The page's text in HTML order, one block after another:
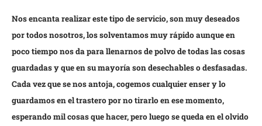
Nos encanta realizar este tipo de servicio, son muy deseados
por todos nosotros, los solventamos muy rápido aunque en
poco tiempo nos da para llenarnos de polvo de todas las cosas
guardadas y que en su mayoría son desechables o desfasadas.
Cada vez que se nos antoja, cogemos cualquier enser y lo
guardamos en el trastero por no tirarlo en ese momento,
esperando mil cosas que hacer, pero luego se queda en el olvido